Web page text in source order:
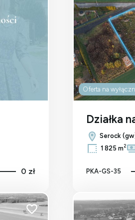
0 zł
Oferta na
Działka
Serock
1 825 m2
PKA-GS-35
Dodaj do ulubionych